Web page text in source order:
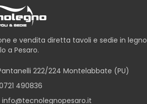
e vendita diretta tavoli e sedie in legno
a Pesaro.
222/224 Montelabbate (PU)
490836
info@tecnolegnopesaro.it